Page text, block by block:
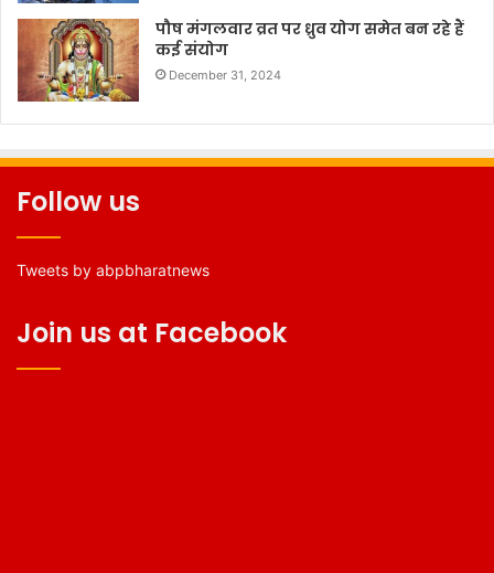
पौष मंगलवार व्रत पर ध्रुव योग समेत बन रहे हैं
कई संयोग
December 31, 2024
Follow us
Tweets by abpbharatnews
Join us at Facebook